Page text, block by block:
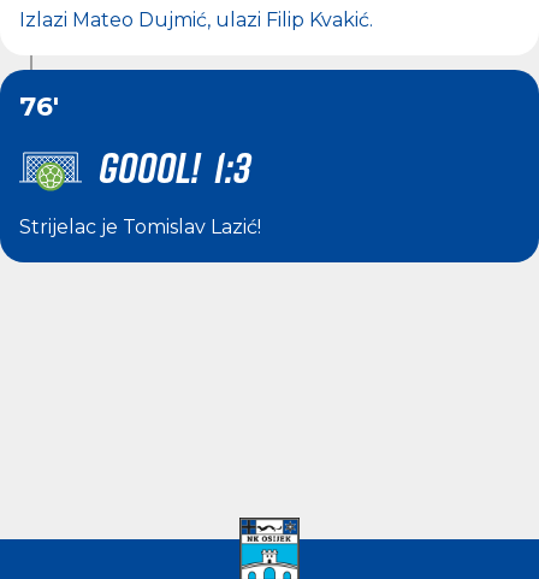
Izlazi Mateo Dujmić, ulazi Filip Kvakić.
76'
GOOOL! 1:3
Strijelac je Tomislav Lazić!